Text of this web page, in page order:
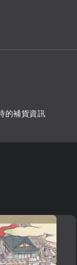
的補貨資訊